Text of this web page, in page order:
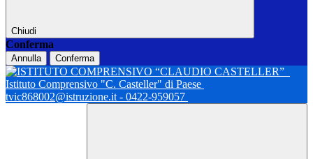
Chiudi
Conferma
Annulla Conferma
Istituto Comprensivo "C. Casteller" di Paese
tvic868002@istruzione.it - 0422-959057